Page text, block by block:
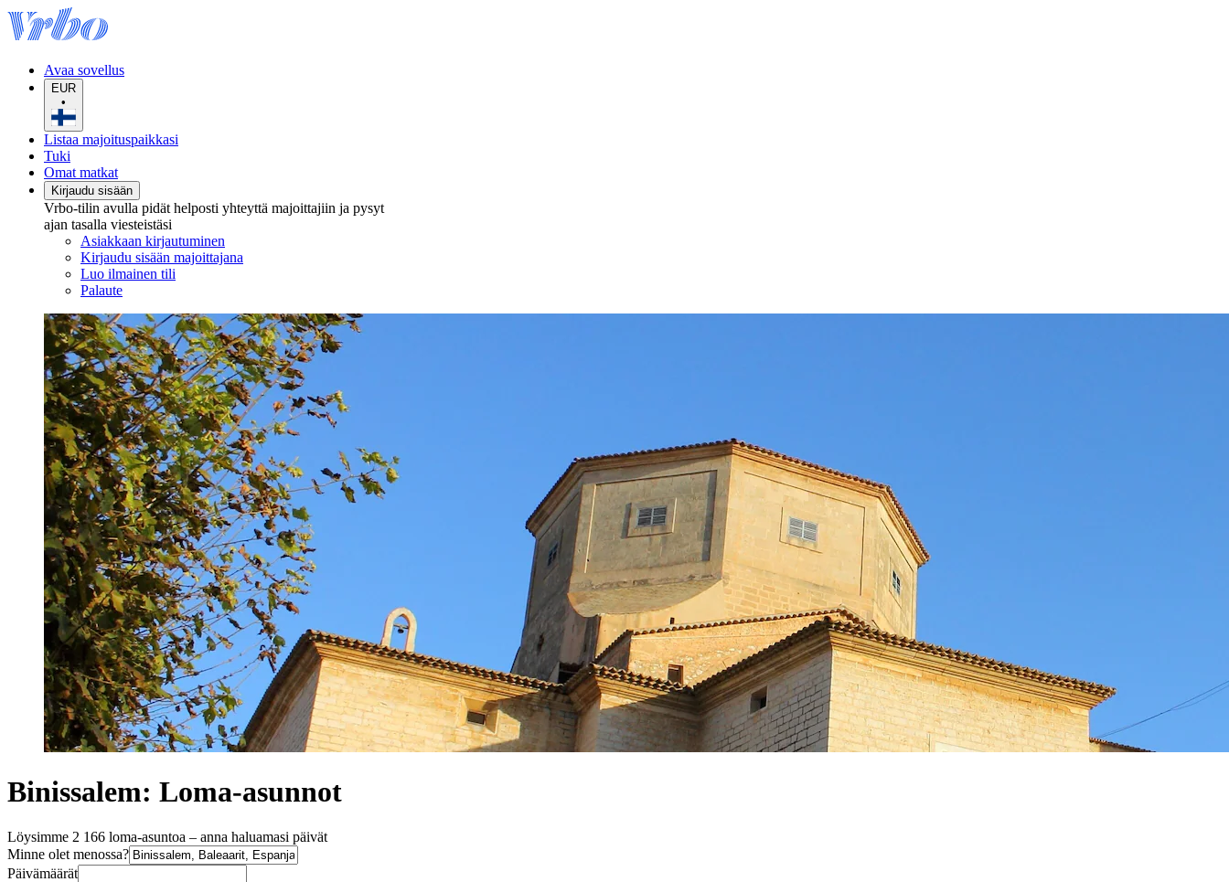
Avaa sovellus
EUR
•
Listaa majoituspaikkasi
Tuki
Omat matkat
Kirjaudu sisään
Vrbo-tilin avulla pidät helposti yhteyttä majoittajiin ja pysyt
ajan tasalla viesteistäsi
Asiakkaan kirjautuminen
Kirjaudu sisään majoittajana
Luo ilmainen tili
Palaute
Binissalem: Loma-asunnot
Löysimme 2 166 loma-asuntoa – anna haluamasi päivät
Minne olet menossa?
Päivämäärät